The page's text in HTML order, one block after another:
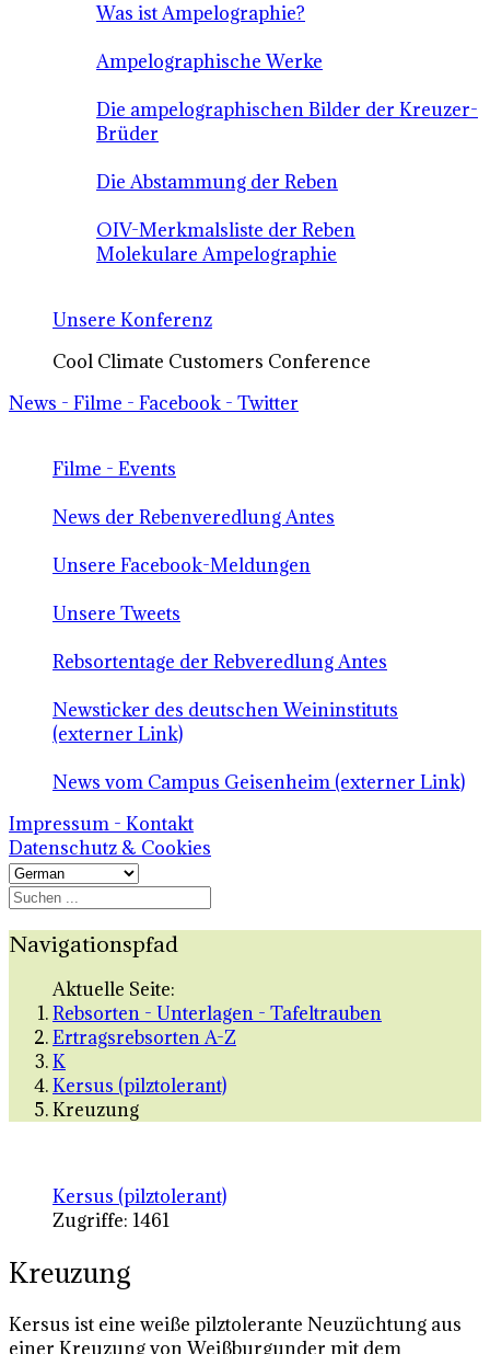
Was ist Ampelographie?
Ampelographische Werke
Die ampelographischen Bilder der Kreuzer-
Brüder
Die Abstammung der Reben
OIV-Merkmalsliste der Reben
Molekulare Ampelographie
Unsere Konferenz
Cool Climate Customers Conference
News - Filme - Facebook - Twitter
Filme - Events
News der Rebenveredlung Antes
Unsere Facebook-Meldungen
Unsere Tweets
Rebsortentage der Rebveredlung Antes
Newsticker des deutschen Weininstituts
(externer Link)
News vom Campus Geisenheim (externer Link)
Impressum - Kontakt
Datenschutz & Cookies
Navigationspfad
Aktuelle Seite:
Rebsorten - Unterlagen - Tafeltrauben
Ertragsrebsorten A-Z
K
Kersus (pilztolerant)
Kreuzung
Kersus (pilztolerant)
Zugriffe: 1461
Kreuzung
Kersus ist eine weiße pilztolerante Neuzüchtung aus
einer Kreuzung von Weißburgunder mit dem